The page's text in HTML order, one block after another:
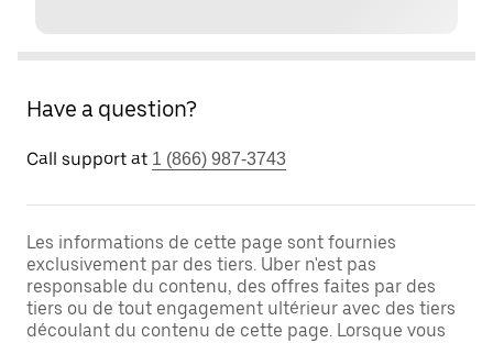
Have a question?
Call support at 1 (866) 987-3743
Les informations de cette page sont fournies
exclusivement par des tiers. Uber n'est pas
responsable du contenu, des offres faites par des
tiers ou de tout engagement ultérieur avec des tiers
découlant du contenu de cette page. Lorsque vous